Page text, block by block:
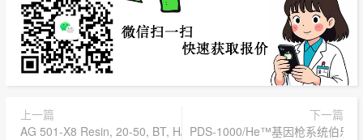
上一篇
AG 501-X8 Resin, 20-50, BT, H/OH, 100 g 生物工艺级树脂
下一篇
PDS-1000/He™基因枪系统伯乐